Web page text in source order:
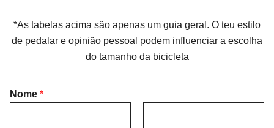
*As tabelas acima são apenas um guia geral. O teu estilo
de pedalar e opinião pessoal podem influenciar a escolha
do tamanho da bicicleta
Nome *